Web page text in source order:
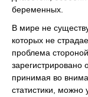
беременных.
В мире не
которых не
проблема
принимая во
статистики, можно